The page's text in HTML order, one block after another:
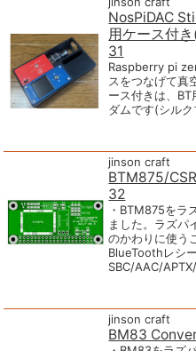
NosPiDAC
用ケース付
31
Raspberry pi
スをつなげて真
ース付きは、
ダムです(シル
jinson craft
BTM875/
32
・BTM875をラ
ました。ラズパ
のかわりに使う
BlueToothレシ
SBC/AAC/
jinson craft
BM83